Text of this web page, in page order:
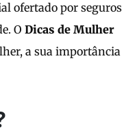
ofertado por seguros
O Dicas de Mulher
a sua importância